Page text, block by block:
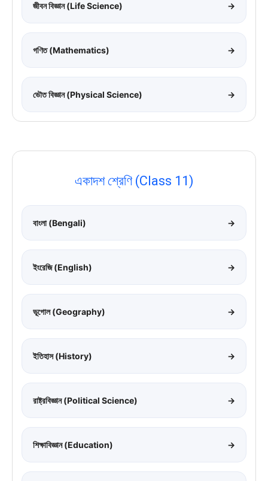
জীবন বিজ্ঞান (Life Science) →
গণিত (Mathematics) →
ভৌত বিজ্ঞান (Physical Science) →
একাদশ শ্রেণি (Class 11)
বাংলা (Bengali) →
ইংরেজি (English) →
ভূগোল (Geography) →
ইতিহাস (History) →
রাষ্ট্রবিজ্ঞান (Political Science) →
শিক্ষাবিজ্ঞান (Education) →